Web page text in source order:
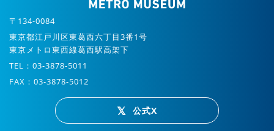
〒134-0084
東京都江戸川区東葛西六丁目3番1号
東京メトロ東西線葛西駅高架下
TEL：03-3878-5011
FAX：03-3878-5012
公式X